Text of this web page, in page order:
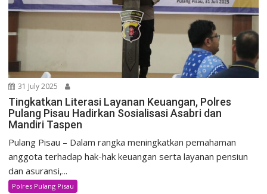
31 July 2025
Tingkatkan Literasi Layanan Keuangan, Polres
Pulang Pisau Hadirkan Sosialisasi Asabri dan
Mandiri Taspen
Pulang Pisau – Dalam rangka meningkatkan pemahaman
anggota terhadap hak-hak keuangan serta layanan pensiun
dan asuransi,...
Polres Pulang Pisau